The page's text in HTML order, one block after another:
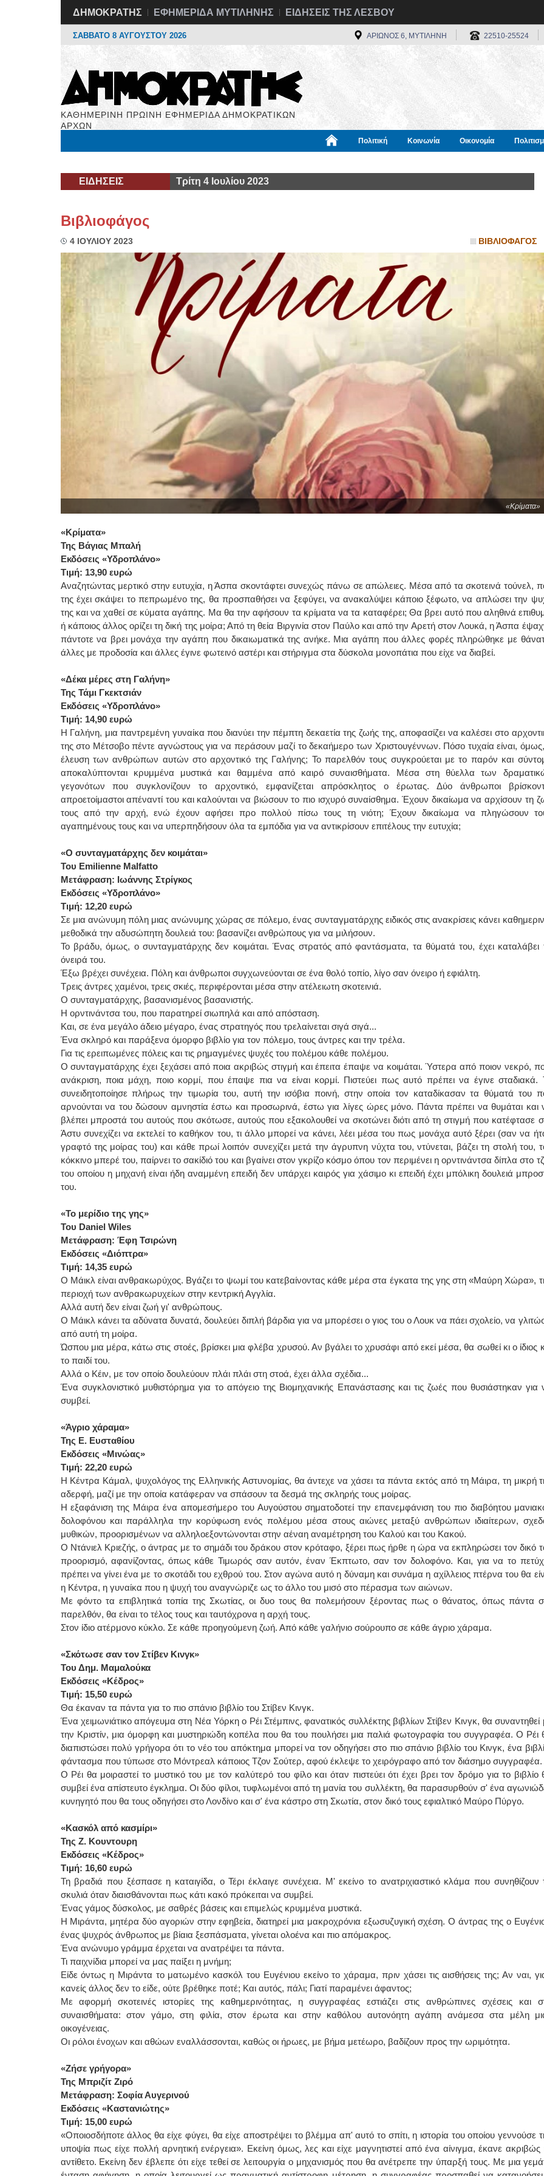
ΔΗΜΟΚΡΑΤΗΣ ΕΦΗΜΕΡΙΔΑ ΜΥΤΙΛΗΝΗΣ ΕΙΔΗΣΕΙΣ ΤΗΣ ΛΕΣΒΟΥ
ΣΑΒΒΑΤΟ 8 ΑΥΓΟΥΣΤΟΥ 2026 ΑΡΙΩΝΟΣ 6, ΜΥΤΙΛΗΝΗ 22510-25524
ΚΑΘΗΜΕΡΙΝΗ ΠΡΩΙΝΗ ΕΦΗΜΕΡΙΔΑ ΔΗΜΟΚΡΑΤΙΚΩΝ
ΑΡΧΩΝ
Πολιτική Κοινωνία Οικονομία
ΕΙΔΗΣΕΙΣ Τρίτη 4 Ιουλίου 2023
Βιβλιοφάγος
4 ΙΟΥΛΙΟΥ 2023 ΒΙΒΛΙΟΦΑΓΟΣ
«Κρίματα»
«Κρίματα»
Της Βάγιας Μπαλή
Εκδόσεις «Υδροπλάνο»
Τιμή: 13,90 ευρώ
Αναζητώντας μερτικό στην ευτυχία, η Άσπα σκοντάφτει συνεχώς πάνω σε απώλειες. Μέσα από τα σκοτεινά τούνελ,
της έχει σκάψει το πεπρωμένο της, θα προσπαθήσει να ξεφύγει, να ανακαλύψει κάποιο ξέφωτο, να απλώσει την
της και να χαθεί σε κύματα αγάπης. Μα θα την αφήσουν τα κρίματα να τα καταφέρει; Θα βρει αυτό που αληθινά
ή κάποιος άλλος ορίζει τη δική της μοίρα; Από τη θεία Βιργινία στον Παύλο και από την Αρετή στον Λουκά, η Άσπα
πάντοτε να βρει μονάχα την αγάπη που δικαιωματικά της ανήκε. Μια αγάπη που άλλες φορές πληρώθηκε με
άλλες με προδοσία και άλλες έγινε φωτεινό αστέρι και στήριγμα στα δύσκολα μονοπάτια που είχε να διαβεί.
«Δέκα μέρες στη Γαλήνη»
Της Τάμι Γκεκτσιάν
Εκδόσεις «Υδροπλάνο»
Τιμή: 14,90 ευρώ
Η Γαλήνη, μια παντρεμένη γυναίκα που διανύει την πέμπτη δεκαετία της ζωής της, αποφασίζει να καλέσει στο
της στο Μέτσοβο πέντε αγνώστους για να περάσουν μαζί το δεκαήμερο των Χριστουγέννων. Πόσο τυχαία είναι,
έλευση των ανθρώπων αυτών στο αρχοντικό της Γαλήνης; Το παρελθόν τους συγκρούεται με το παρόν και
αποκαλύπτονται κρυμμένα μυστικά και θαμμένα από καιρό συναισθήματα. Μέσα στη θύελλα των
γεγονότων που συγκλονίζουν το αρχοντικό, εμφανίζεται απρόσκλητος ο έρωτας. Δύο άνθρωποι
απροετοίμαστοι απέναντί του και καλούνται να βιώσουν το πιο ισχυρό συναίσθημα. Έχουν δικαίωμα να αρχίσουν τη
τους από την αρχή, ενώ έχουν αφήσει προ πολλού πίσω τους τη νιότη; Έχουν δικαίωμα να πληγώσουν
αγαπημένους τους και να υπερπηδήσουν όλα τα εμπόδια για να αντικρίσουν επιτέλους την ευτυχία;
«Ο συνταγματάρχης δεν κοιμάται»
Του Emilienne Malfatto
Μετάφραση: Ιωάννης Στρίγκος
Εκδόσεις «Υδροπλάνο»
Τιμή: 12,20 ευρώ
Σε μια ανώνυμη πόλη μιας ανώνυμης χώρας σε πόλεμο, ένας συνταγματάρχης ειδικός στις ανακρίσεις κάνει
μεθοδικά την αδυσώπητη δουλειά του: βασανίζει ανθρώπους για να μιλήσουν.
Το βράδυ, όμως, ο συνταγματάρχης δεν κοιμάται. Ένας στρατός από φαντάσματα, τα θύματά του, έχει καταλάβει
όνειρά του.
Έξω βρέχει συνέχεια. Πόλη και άνθρωποι συγχωνεύονται σε ένα θολό τοπίο, λίγο σαν όνειρο ή εφιάλτη.
Τρεις άντρες χαμένοι, τρεις σκιές, περιφέρονται μέσα στην ατέλειωτη σκοτεινιά.
Ο συνταγματάρχης, βασανισμένος βασανιστής.
Η ορντινάντσα του, που παρατηρεί σιωπηλά και από απόσταση.
Και, σε ένα μεγάλο άδειο μέγαρο, ένας στρατηγός που τρελαίνεται σιγά σιγά...
Ένα σκληρό και παράξενα όμορφο βιβλίο για τον πόλεμο, τους άντρες και την τρέλα.
Για τις ερειπωμένες πόλεις και τις ρημαγμένες ψυχές του πολέμου κάθε πολέμου.
Ο συνταγματάρχης έχει ξεχάσει από ποια ακριβώς στιγμή και έπειτα έπαψε να κοιμάται. Ύστερα από ποιον νεκρό,
ανάκριση, ποια μάχη, ποιο κορμί, που έπαψε πια να είναι κορμί. Πιστεύει πως αυτό πρέπει να έγινε σταδιακά.
συνειδητοποίησε πλήρως την τιμωρία του, αυτή την ισόβια ποινή, στην οποία τον καταδίκασαν τα θύματά του
αρνούνται να του δώσουν αμνηστία έστω και προσωρινά, έστω για λίγες ώρες μόνο. Πάντα πρέπει να θυμάται και
βλέπει μπροστά του αυτούς που σκότωσε, αυτούς που εξακολουθεί να σκοτώνει διότι από τη στιγμή που κατέφτασε
Άστυ συνεχίζει να εκτελεί το καθήκον του, τι άλλο μπορεί να κάνει, λέει μέσα του πως μονάχα αυτό ξέρει (σαν να
γραφτό της μοίρας του) και κάθε πρωί λοιπόν συνεχίζει μετά την άγρυπνη νύχτα του, ντύνεται, βάζει τη στολή του,
κόκκινο μπερέ του, παίρνει το σακίδιό του και βγαίνει στον γκρίζο κόσμο όπου τον περιμένει η ορντινάντσα δίπλα στο
του οποίου η μηχανή είναι ήδη αναμμένη επειδή δεν υπάρχει καιρός για χάσιμο κι επειδή έχει μπόλικη δουλειά
του.
«Το μερίδιο της γης»
Του Daniel Wiles
Μετάφραση: Έφη Τσιρώνη
Εκδόσεις «Διόπτρα»
Τιμή: 14,35 ευρώ
Ο Μάικλ είναι ανθρακωρύχος. Βγάζει το ψωμί του κατεβαίνοντας κάθε μέρα στα έγκατα της γης στη «Μαύρη Χώρα»,
περιοχή των ανθρακωρυχείων στην κεντρική Αγγλία.
Αλλά αυτή δεν είναι ζωή γι' ανθρώπους.
Ο Μάικλ κάνει τα αδύνατα δυνατά, ­δουλεύει διπλή βάρδια για να μπορέσει ο γιος του ο Λουκ να πάει σχολείο, να
από αυτή τη μοίρα.
Ώσπου μια μέρα, κάτω στις στοές, βρίσκει μια φλέβα χρυσού. Αν βγάλει το χρυσάφι από εκεί μέσα, θα σωθεί κι ο ίδιος
το παιδί του.
Αλλά ο Κέιν, με τον οποίο δουλεύουν πλάι πλάι στη στοά, έχει άλλα σχέδια...
Ένα συγκλονιστικό μυθιστόρημα για το απόγειο της Βιομηχανικής Επανάστασης και τις ζωές που θυσιάστηκαν για
συμβεί.
«Άγριο χάραμα»
Της Ε. Ευσταθίου
Εκδόσεις «Μινώας»
Τιμή: 22,20 ευρώ
Η Κέντρα Κάμαλ, ψυχολόγος της Ελληνικής Αστυνομίας, θα άντεχε να χάσει τα πάντα εκτός από τη Μάιρα, τη μικρή
αδερφή, μαζί με την οποία κατάφεραν να σπάσουν τα δεσμά της σκληρής τους μοίρας.
Η εξαφάνιση της Μάιρα ένα απομεσήμερο του Αυγούστου σηματοδοτεί την επανεμφάνιση του πιο διαβόητου
δολοφόνου και παράλληλα την κορύφωση ενός πολέμου μέσα στους αιώνες μεταξύ ανθρώπων ιδιαίτερων,
μυθικών, προορισμένων να αλληλοεξοντώνονται στην αέναη αναμέτρηση του Καλού και του Κακού.
Ο Ντάνιελ Κριεζής, ο άντρας με το σημάδι του δράκου στον κρόταφο, ξέρει πως ήρθε η ώρα να εκπληρώσει τον δικό
προορισμό, αφανίζοντας, όπως κάθε Τιμωρός σαν αυτόν, έναν Έκπτωτο, σαν τον δολοφόνο. Και, για να το
πρέπει να γίνει ένα με το σκοτάδι του εχθρού του. Στον αγώνα αυτό η δύναμη και συνάμα η αχίλλειος πτέρνα του θα
η Κέντρα, η γυναίκα που η ψυχή του αναγνώριζε ως το άλλο του μισό στο πέρασμα των αιώνων.
Με φόντο τα επιβλητικά τοπία της Σκωτίας, οι δυο τους θα πολεμήσουν ξέροντας πως ο θάνατος, όπως πάντα
παρελθόν, θα είναι το τέλος τους και ταυτόχρονα η αρχή τους.
Στον ίδιο ατέρμονο κύκλο. Σε κάθε προηγούμενη ζωή. Από κάθε γαλήνιο σούρουπο σε κάθε άγριο χάραμα.
«Σκότωσε σαν τον Στίβεν Κινγκ»
Του Δημ. Μαμαλούκα
Εκδόσεις «Κέδρος»
Τιμή: 15,50 ευρώ
Θα έκαναν τα πάντα για το πιο σπάνιο βιβλίο του Στίβεν Κινγκ.
Ένα χειμωνιάτικο απόγευμα στη Νέα Υόρκη ο Ρέι Στέμπινς, φανατικός συλλέκτης βιβλίων Στίβεν Κινγκ, θα συναντηθεί
την Κριστίν, μια όμορφη και μυστηριώδη κοπέλα που θα του πουλήσει μια παλιά φωτογραφία του συγγραφέα. Ο Ρέι
διαπιστώσει πολύ γρήγορα ότι το νέο του απόκτημα μπορεί να τον οδηγήσει στο πιο σπάνιο βιβλίο του Κινγκ, ένα
φάντασμα που τύπωσε στο Μόντρεαλ κάποιος Τζον Σούτερ, αφού έκλεψε το χειρόγραφο από τον διάσημο συγγραφέα.
Ο Ρέι θα μοιραστεί το μυστικό του με τον καλύτερό του φίλο και όταν πιστεύει ότι έχει βρει τον δρόμο για το βιβλίο
συμβεί ένα απίστευτο έγκλημα. Οι δύο φίλοι, τυφλωμένοι από τη μανία του συλλέκτη, θα παρασυρθούν σ' ένα
κυνηγητό που θα τους οδηγήσει στο Λονδίνο και σ' ένα κάστρο στη Σκωτία, στον δικό τους εφιαλτικό Μαύρο Πύργο.
«Κασκόλ από κασμίρι»
Της Ζ. Κουντουρη
Εκδόσεις «Κέδρος»
Τιμή: 16,60 ευρώ
Τη βραδιά που ξέσπασε η καταιγίδα, ο Τέρι έκλαιγε συνέχεια. Μ' εκείνο το ανατριχιαστικό κλάμα που συνηθίζουν
σκυλιά όταν διαισθάνονται πως κάτι κακό πρόκειται να συμβεί.
Ένας γάμος δύσκολος, με σαθρές βάσεις και επιμελώς κρυμμένα μυστικά.
Η Μιράντα, μητέρα δύο αγοριών στην εφηβεία, διατηρεί μια μακροχρόνια εξωσυζυγική σχέση. Ο άντρας της ο
ένας ψυχρός άνθρωπος με βίαια ξεσπάσματα, γίνεται ολοένα και πιο απόμακρος.
Ένα ανώνυμο γράμμα έρχεται να ανατρέψει τα πάντα.
Τι παιχνίδια μπορεί να μας παίξει η μνήμη;
Είδε όντως η Μιράντα το ματωμένο κασκόλ του Ευγένιου εκείνο το χάραμα, πριν χάσει τις αισθήσεις της; Αν ναι,
κανείς άλλος δεν το είδε, ούτε βρέθηκε ποτέ; Και αυτός, πάλι; Γιατί παραμένει άφαντος;
Με αφορμή σκοτεινές ιστορίες της καθημερινότητας, η συγγραφέας εστιάζει στις ανθρώπινες σχέσεις και
συναισθήματα: στον γάμο, στη φιλία, στον έρωτα και στην καθόλου αυτονόητη αγάπη ανάμεσα στα μέλη
οικογένειας.
Οι ρόλοι ένοχων και αθώων εναλλάσσονται, καθώς οι ήρωες, με βήμα μετέωρο, βαδίζουν προς την ωριμότητα.
«Ζήσε γρήγορα»
Της Μπριζίτ Ζιρό
Μετάφραση: Σοφία Αυγερινού
Εκδόσεις «Καστανιώτης»
Τιμή: 15,00 ευρώ
«Οποιοσδήποτε άλλος θα είχε φύγει, θα είχε αποστρέψει το βλέμμα απ' αυτό το σπίτι, η ιστορία του οποίου γεννούσε
υποψία πως είχε πολλή αρνητική ενέργεια». Εκείνη όμως, λες και είχε μαγνητιστεί από ένα αίνιγμα, έκανε ακριβώς
αντίθετο. Εκείνη δεν έβλεπε ότι είχε τεθεί σε λειτουργία ο μηχανισμός που θα ανέτρεπε την ύπαρξή τους. Με μια
ΧΕΙΡΟΥΡΓΟΣ
ΟΦΘΑΛΜΙΑΤΡΟΣ
Διδάκτωρ Ιατρικής Σχολής
Πανεπιστημίου Αθηνών
Καλλιπόλεως 3,Νέα Σμύρνη,
τηλ:210-9320215
Καβέτσου 10, Μυτιλήνη, τηλ:
2251038065
Πάρνηθας 95-97 Αχαρναί
2102467085 & 6938502258
email- elenboumpa@gmail.com